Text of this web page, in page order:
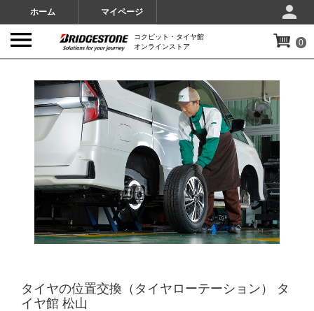
ホーム マイページ
コクピット・タイヤ館
オンラインストア
0
タイヤの位置交換（タイヤローテーション） タ
イヤ館 松山